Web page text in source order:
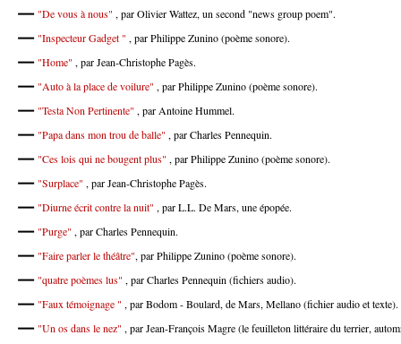
"De vous à nous" , par Olivier Wattez, un second "news group poem".
"Inspecteur Gadget " , par Philippe Zunino (poème sonore).
"Home" , par Jean-Christophe Pagès.
"Auto à la place de voilure" , par Philippe Zunino (poème sonore).
"Testa Non Pertinente" , par Antoine Hummel.
"Papa dans mon trou de balle" , par Charles Pennequin.
"Ces lois qui ne bougent plus" , par Philippe Zunino (poème sonore).
"Surplace" , par Jean-Christophe Pagès.
"Diurne écrit contre la nuit" , par L.L. De Mars, une épopée.
"Purge" , par Charles Pennequin.
"Faire parler le théâtre", par Philippe Zunino (poème sonore).
"quatre poèmes lus" , par Charles Pennequin (fichiers audio).
"Faux témoignage " , par Bodom - Boulard, de Mars, Mellano (fichier audio et texte).
"Un os dans le nez" , par Jean-François Magre (le feuilleton littéraire du terrier,